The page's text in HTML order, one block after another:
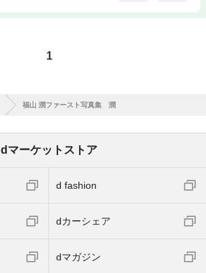
1
福山 潤ファースト写真集 潤
dマーケットストア
d fashion
dカーシェア
dマガジン